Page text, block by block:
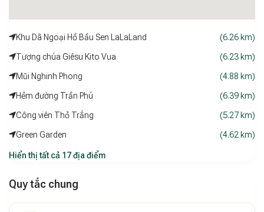
Khu Dã Ngoại Hồ Bầu Sen LaLaLand (6.26 km)
Tượng chúa Giêsu Kito Vua (6.23 km)
Mũi Nghinh Phong (4.88 km)
Hẻm đường Trần Phú (6.39 km)
Công viên Thỏ Trắng (5.27 km)
Green Garden (4.62 km)
Hiển thị tất cả 17 địa điểm
Quy tắc chung